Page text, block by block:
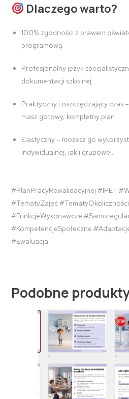
Dlaczego warto?
100% zgodności z prawem
programową.
Profesjonalny język
dokumentacji szkolnej.
Praktyczny i oszczędzający czas
masz gotowy, kompletny plan.
Elastyczny – możesz go
indywidualnej, jak i grupowej.
#PlanPracyRewalidacyjnej #IPET
#TematyZajęć
#FunkcjeWykonawcze
#KompetencjeSpołeczne
#Ewaluacja
Podobne